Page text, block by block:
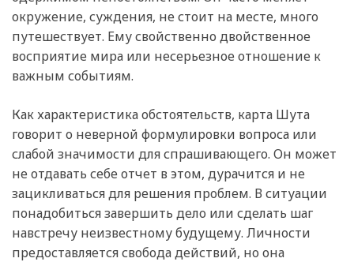
окружение, суждения, не стоит на месте, много
путешествует. Ему свойственно двойственное
восприятие мира или несерьезное отношение к
важным событиям.
Как характеристика обстоятельств, карта Шута
говорит о неверной формулировки вопроса или
слабой значимости для спрашивающего. Он может
не отдавать себе отчет в этом, дурачится и не
зацикливаться для решения проблем. В ситуации
понадобиться завершить дело или сделать шаг
навстречу неизвестному будущему. Личности
предоставляется свобода действий, но она